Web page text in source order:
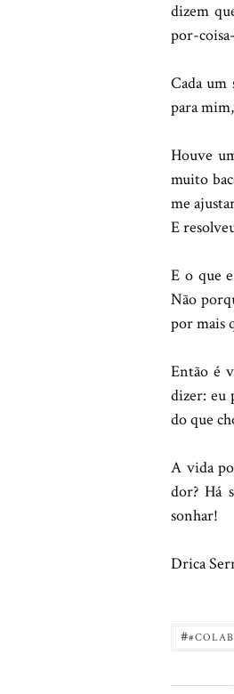
dizem
por-
Cada um
para
Houve
muito
me
E
E o que
Não
por mais
Então é
dizer: eu
do que
A vida
dor? Há
sonhar!
Drica
#